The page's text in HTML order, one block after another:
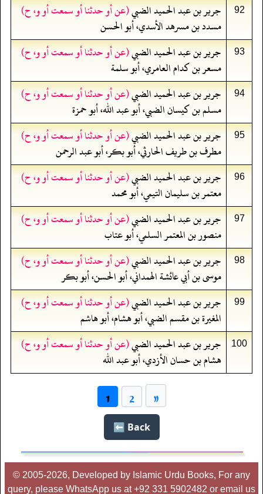
92 جرير بن عبد الحميد الضبي(عن أو حدثنا أو سمعت أو و، ح)
مسدد بن مسرهد الأسدي، أبو الحسن
93 جرير بن عبد الحميد الضبي(عن أو حدثنا أو سمعت أو و، ح)
مسعر بن كدام العامري، أبو سلمة
94 جرير بن عبد الحميد الضبي(عن أو حدثنا أو سمعت أو و، ح)
مسلم بن كيسان الضبي، أبو عبد الله، أبو حمزة
95 جرير بن عبد الحميد الضبي(عن أو حدثنا أو سمعت أو و، ح)
مطرف بن طريف الحارثي، أبو بكر، أبو عبد الرحمن
96 جرير بن عبد الحميد الضبي(عن أو حدثنا أو سمعت أو و، ح)
معتمر بن سليمان التيمي، أبو محمد
97 جرير بن عبد الحميد الضبي(عن أو حدثنا أو سمعت أو و، ح)
منصور بن المعتمر السلمي، أبو عتاب
98 جرير بن عبد الحميد الضبي(عن أو حدثنا أو سمعت أو و، ح)
موسى بن أبي عائشة الهمداني، أبو الحسن، أبو بكر
99 جرير بن عبد الحميد الضبي(عن أو حدثنا أو سمعت أو و، ح)
المغيرة بن مقسم الضبي، أبو هشام، أبو هاشم
100 جرير بن عبد الحميد الضبي(عن أو حدثنا أو سمعت أو و، ح)
هشام بن حسان الأزدي، أبو عبد الله
1 2 »
Back ⬅️
© 2005-2026, Developed by Islamic Urdu Books, For any
query, please WhatsApp us at +92 331 5902482 or email us